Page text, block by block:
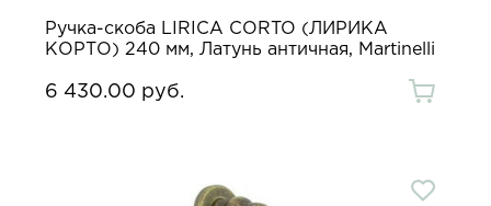
Ручка-скоба LIRICA CORTO (ЛИРИКА
КОРТО) 240 мм, Латунь античная, Martinelli
6 430.00 руб.